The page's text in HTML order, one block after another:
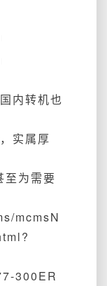
内转机也
实属厚
至为需要
mcmsN
300ER